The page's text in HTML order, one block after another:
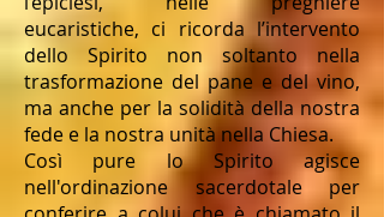
eucaristiche, ci ricorda l’intervento
dello Spirito non soltanto nella
trasformazione del pane e del vino,
ma anche per la solidità della nostra
fede e la nostra unità nella Chiesa.
Così pure lo Spirito agisce
nell'ordinazione sacerdotale per